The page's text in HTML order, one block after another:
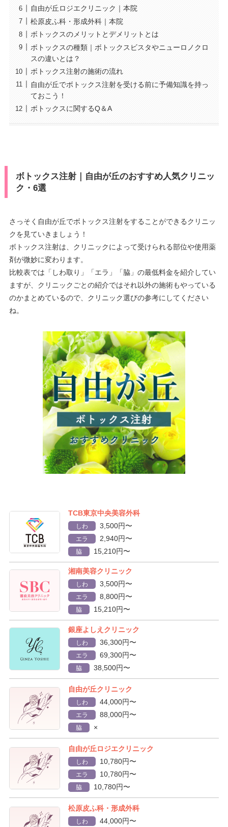
自由が丘ロジエクリニック｜本院
松原皮ふ科・形成外科｜本院
ボトックスのメリットとデメリットとは
ボトックスの種類｜ボトックスビスタやニューロノクロ
スの違いとは？
ボトックス注射の施術の流れ
自由が丘でボトックス注射を受ける前に予備知識を持っ
ておこう！
ボトックスに関するQ＆A
ボトックス注射｜自由が丘のおすすめ人気クリニッ
ク・6選
さっそく自由が丘でボトックス注射をすることができるクリニッ
クを見ていきましょう！
ボトックス注射は、クリニックによって受けられる部位や使用薬
剤が微妙に変わります。
比較表では「しわ取り」「エラ」「脇」の最低料金を紹介してい
ますが、クリニックごとの紹介ではそれ以外の施術もやっている
のかまとめているので、クリニック選びの参考にしてください
ね。
TCB東京中央美容外科
しわ 3,500円〜
エラ 2,940円〜
脇 15,210円〜
湘南美容クリニック
しわ 3,500円〜
エラ 8,800円〜
脇 15,210円〜
銀座よしえクリニック
しわ 36,300円〜
エラ 69,300円〜
脇 38,500円〜
自由が丘クリニック
しわ 44,000円〜
エラ 88,000円〜
脇 ×
自由が丘ロジエクリニック
しわ 10,780円〜
エラ 10,780円〜
脇 10,780円〜
松原皮ふ科・形成外科
しわ 44,000円〜